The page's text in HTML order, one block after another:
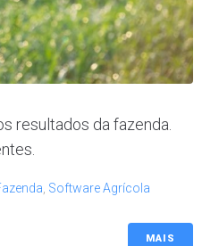
resultados da fazenda.
Software Agrícola
MAIS